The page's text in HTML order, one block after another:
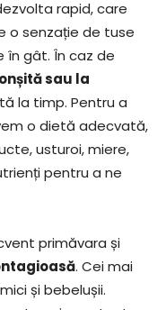
rapid, care
o senzație de tuse
în gât. În caz de
sau la
la timp. Pentru a
o dietă adecvată,
usturoi, miere,
pentru a ne
primăvara și
. Cei mai
și bebelușii.